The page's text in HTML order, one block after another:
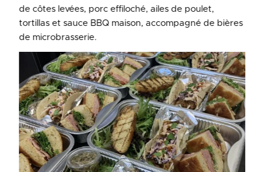
de côtes levées, porc effiloché, ailes de poulet,
tortillas et sauce BBQ maison, accompagné de bières
de microbrasserie.